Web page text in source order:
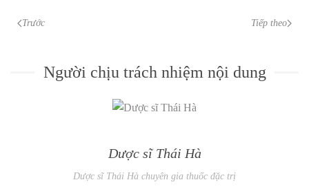
Trước Tiếp theo
Người chịu trách nhiệm nội dung
Dược sĩ Thái Hà
Dược sĩ Thái Hà chuyên gia thuốc đặc trị